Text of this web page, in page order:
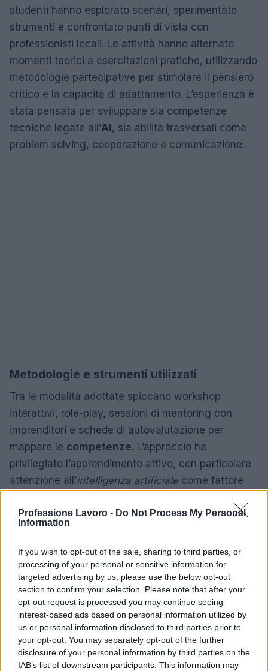
Professione Lavoro - Do Not Process My Personal
Information
If you wish to opt-out of the sale, sharing to third parties, or
processing of your personal or sensitive information for
targeted advertising by us, please use the below opt-out
section to confirm your selection. Please note that after your
opt-out request is processed you may continue seeing
interest-based ads based on personal information utilized by
us or personal information disclosed to third parties prior to
your opt-out. You may separately opt-out of the further
disclosure of your personal information by third parties on the
IAB’s list of downstream participants. This information may
studenti hanno esplorato scenari, sperimentato
strumenti e confrontato punti di vista con
professionisti locali. Le attività hanno alternato
momenti teorici a esercitazioni pratiche, utilizzando
metodologie partecipative per stimolare il pensiero
critico e la capacità di adattamento. L’esperienza è
stata pensata per sviluppare sia competenze
tecniche legate all’AI , sia abilità trasversali come
problem solving, cooperazione e comunicazione.
Metodologie e strumenti utilizzati
Tra le modalità adottate spiccano workshop
interattivi, role-play, sessioni di mentoring con
imprenditori e schede di autovalutazione per
mappare le competenze. L’approccio ha
privilegiato l’apprendimento attivo, con particolare
attenzione all’intelligenza artificialecome fattore
professionali. Gli studenti hanno inoltre potuto
locali, utili a comprendere come le competenze
acquisite possano essere applicate nel contesto
produttivo di Terni.
Conclusione e riconoscimenti
La giornata si concluderà con la consegna di premi
e attestati di partecipazione alle ragazze e ai